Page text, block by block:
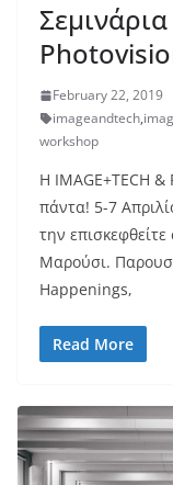
February 22, 2019
imageandtech,
workshop
Η IMAGE+TECH &
πάντα! 5-7
την
Μαρούσι.
Happenings,
Read More